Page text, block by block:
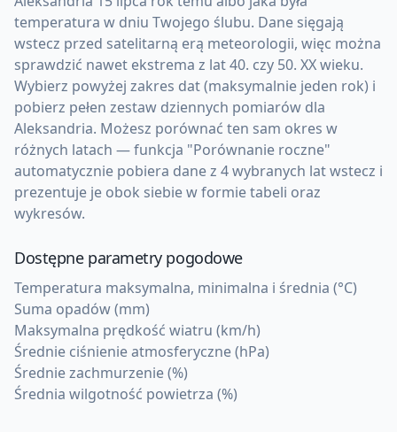
temperatura w dniu Twojego ślubu. Dane sięgają
wstecz przed satelitarną erą meteorologii, więc można
sprawdzić nawet ekstrema z lat 40. czy 50. XX wieku.
Wybierz powyżej zakres dat (maksymalnie jeden rok) i
pobierz pełen zestaw dziennych pomiarów dla
Aleksandria. Możesz porównać ten sam okres w
różnych latach — funkcja "Porównanie roczne"
automatycznie pobiera dane z 4 wybranych lat wstecz i
prezentuje je obok siebie w formie tabeli oraz
wykresów.
Dostępne parametry pogodowe
Temperatura maksymalna, minimalna i średnia (°C)
Suma opadów (mm)
Maksymalna prędkość wiatru (km/h)
Średnie ciśnienie atmosferyczne (hPa)
Średnie zachmurzenie (%)
Średnia wilgotność powietrza (%)